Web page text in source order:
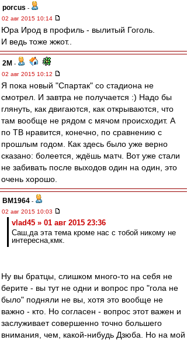
porcus -
02 авг 2015 10:14
Юра Ирод в профиль - вылитый Гоголь.
И ведь тоже жжот..
2M -
02 авг 2015 10:12
Я пока новый "Спартак" со стадиона не
смотрел. И завтра не получается :) Надо бы
глянуть, как двигаются, как открываются, что
там вообще не рядом с мячом происходит. А
по ТВ нравится, конечно, по сравнению с
прошлым годом. Как здесь было уже верно
сказано: болеется, ждёшь матч. Вот уже стали
не забивать после выходов один на один, это
очень хорошо.
BM1964 -
02 авг 2015 10:03
vlad45 » 01 авг 2015 23:36
Саш,да эта тема кроме нас с тобой никому не
интересна,кмк.
Ну вы братцы, слишком много-то на себя не
берите - вы тут не одни и вопрос про "гола не
было" подняли не вы, хотя это вообще не
важно - кто. Но согласен - вопрос этот важен и
заслуживает совершенно точно большего
внимания, чем, какой-нибудь Дзюба. Но на мой